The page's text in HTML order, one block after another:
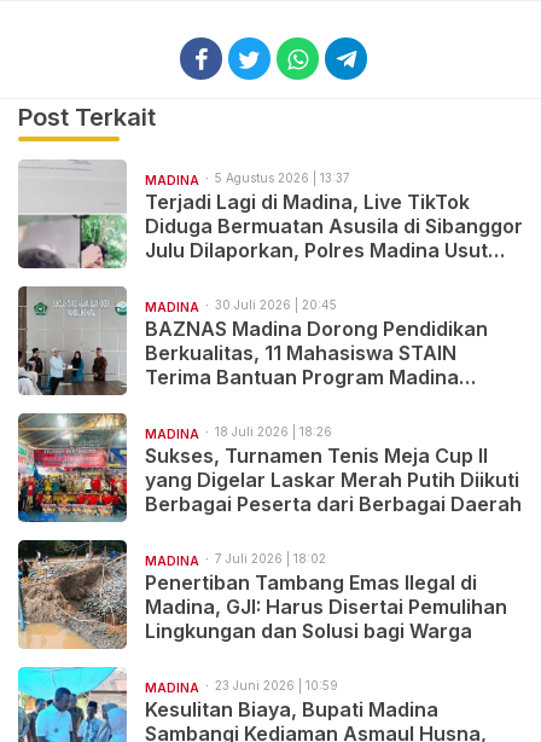
Post Terkait
MADINA 5 Agustus 2026 | 13:37
Terjadi Lagi di Madina, Live TikTok
Diduga Bermuatan Asusila di Sibanggor
Julu Dilaporkan, Polres Madina Usut
MADINA 30 Juli 2026 | 20:45
BAZNAS Madina Dorong Pendidikan
Berkualitas, 11 Mahasiswa STAIN
Terima Bantuan Program Madina
MADINA 18 Juli 2026 | 18:26
Sukses, Turnamen Tenis Meja Cup II
yang Digelar Laskar Merah Putih Diikuti
Berbagai Peserta dari Berbagai Daerah
MADINA 7 Juli 2026 | 18:02
Penertiban Tambang Emas Ilegal di
Madina, GJI: Harus Disertai Pemulihan
Lingkungan dan Solusi bagi Warga
MADINA 23 Juni 2026 | 10:59
Kesulitan Biaya, Bupati Madina
Sambangi Kediaman Asmaul Husna,